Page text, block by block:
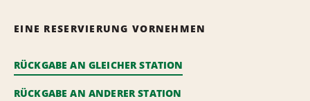
EINE RESERVIERUNG VORNEHMEN
RÜCKGABE AN GLEICHER STATION
RÜCKGABE AN ANDERER STATION